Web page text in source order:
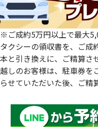
※ご成約5万円以上で最大
タクシーの領収書を、ご成
本と引き換えに、ご精算さ
越しのお客様は、駐車券を
らせていただいた後、ご精